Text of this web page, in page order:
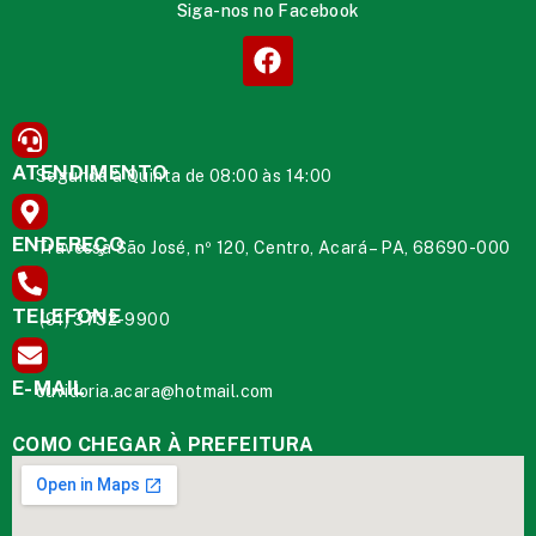
Siga-nos no Facebook
ATENDIMENTO
Segunda à Quinta de 08:00 às 14:00
ENDEREÇO
Travessa São José, nº 120, Centro, Acará – PA, 68690-000
TELEFONE
(91) 3732-9900
E-MAIL
ouvidoria.acara@hotmail.com
COMO CHEGAR À PREFEITURA